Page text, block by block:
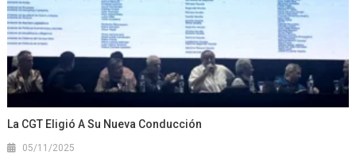
La CGT Eligió A Su Nueva Conducción
05/11/2025